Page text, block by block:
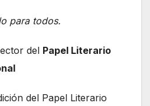
para todos.
del Papel Literario
del Papel Literario